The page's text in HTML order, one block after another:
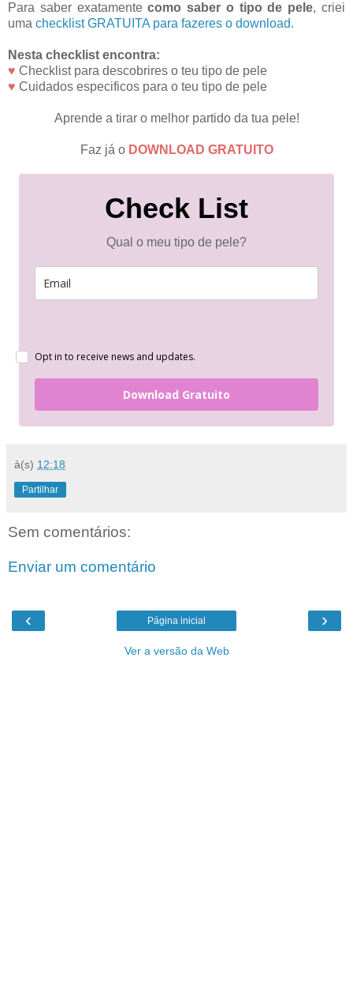
Para saber exatamentecomo saber o tipo de pele, criei
uma checklist GRATUITA para fazeres o download.
Nesta checklist encontra:
♥ Checklist para descobrires o teu tipo de pele
♥ Cuidados especificos para o teu tipo de pele
Aprende a tirar o melhor partido da tua pele!
Faz já o DOWNLOAD GRATUITO
Check List
Qual o meu tipo de pele?
Opt in to receive news and updates.
Download Gratuito
à(s) 12:18
Partilhar
Sem comentários:
Enviar um comentário
‹ ›
Página inicial
Ver a versão da Web